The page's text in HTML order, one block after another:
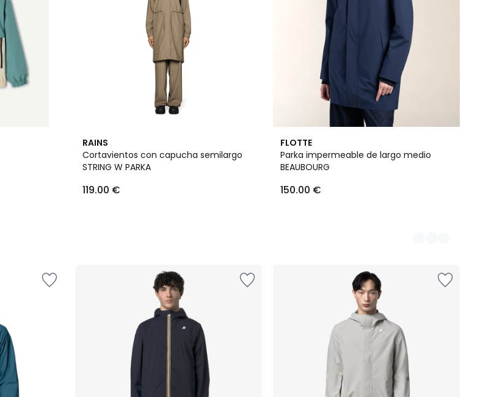
RAINS
Cortavientos con capucha semilargo
STRING W PARKA
119.00 €
FLOTTE
Parka impermeable de largo medio
BEAUBOURG
150.00 €
2
Colores